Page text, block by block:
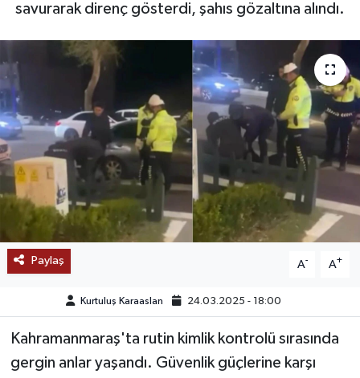
savurarak direnç gösterdi, şahıs gözaltına alındı.
Paylaş A- A+
Kurtuluş Karaaslan 24.03.2025 - 18:00
Kahramanmaraş'ta rutin kimlik kontrolü sırasında
gergin anlar yaşandı. Güvenlik güçlerine karşı
SAĞLIK
EĞİTİM
BÖLGE
KEŞFET
POPÜLER
DÜNYA
TREND
MEDYA